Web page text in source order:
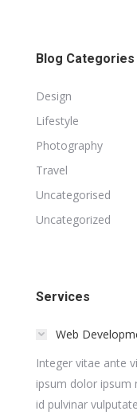
Blog Categories
Design
Lifestyle
Photography
Travel
Uncategorised
Uncategorized
Services
Web
Integer vitae ante
ipsum dolor ipsum
id pulvinar